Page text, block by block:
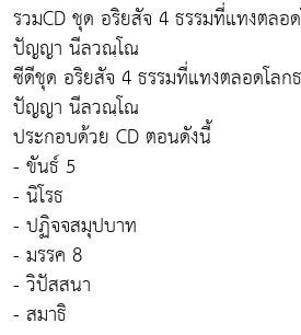
รวมCD ชุด อริยสัจ 4 ธรรมที่แทงตลอ
ปัญญา นีลวณฺโณ
ซีดีชุด อริยสัจ 4 ธรรมที่แทงตลอดโลก
ปัญญา นีลวณฺโณ
ประกอบด้วย CD ตอนดังนี้
- ขันธ์ 5
- นิโรธ
- ปฏิจจสมุปบาท
- มรรค 8
- วิปัสสนา
- สมาธิ